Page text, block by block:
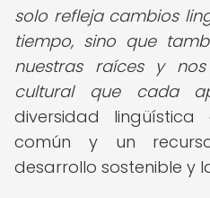
solo refleja cambios
tiempo, sino que
nuestras raíces y
cultural que cada
diversidad lingüística
común y un
desarrollo sostenible y